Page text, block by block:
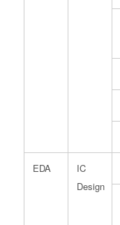
EDA
IC
Design